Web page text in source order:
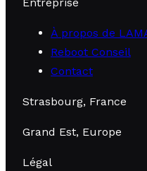
Entreprise
À propos de
Reboot Conseil
Contact
Strasbourg, France
Grand Est, Europe
Légal